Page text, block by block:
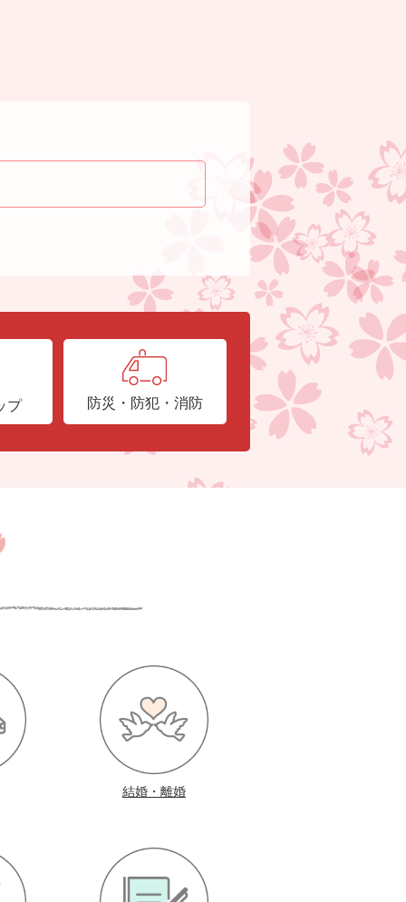
プ 防災・防犯・消防
結婚・離婚